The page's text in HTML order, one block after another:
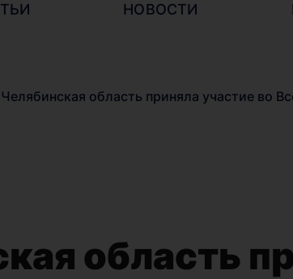
НОВОСТИ
Челябинская область приняла участие во
область